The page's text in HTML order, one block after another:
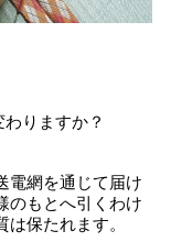
りますか？
電網を通じて届け
のもとへ引くわけ
保たれます。